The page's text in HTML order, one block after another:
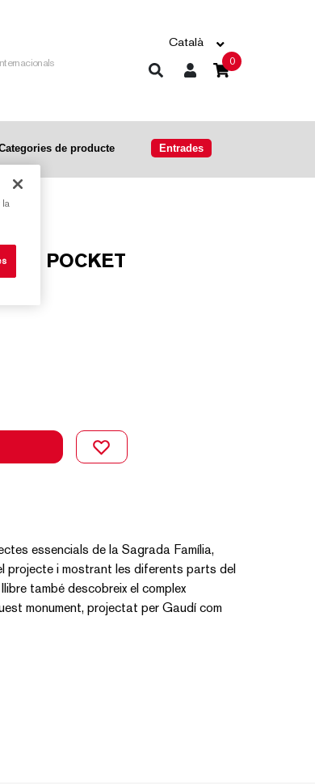
Català
0
de producte Entrades
POCKET
essencials de la Sagrada Família,
projecte i mostrant les diferents parts del
també descobreix el complex
monument, projectat per Gaudí com
la